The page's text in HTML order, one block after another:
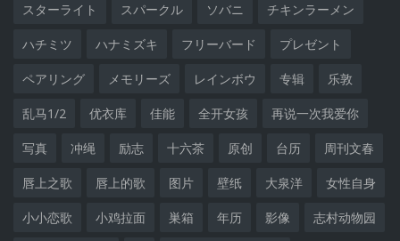
スターライト スパークル ソバニ チキンラーメン
ハチミツ ハナミズキ フリーバード プレゼント
ペアリング メモリーズ レインボウ 专辑 乐敦
乱马1/2 优衣库 佳能 全开女孩 再说一次我爱你
写真 冲绳 励志 十六茶 原创 台历 周刊文春
唇上之歌 唇上的歌 图片 壁纸 大泉洋 女性自身
小小恋歌 小鸡拉面 巣箱 年历 影像 志村动物园